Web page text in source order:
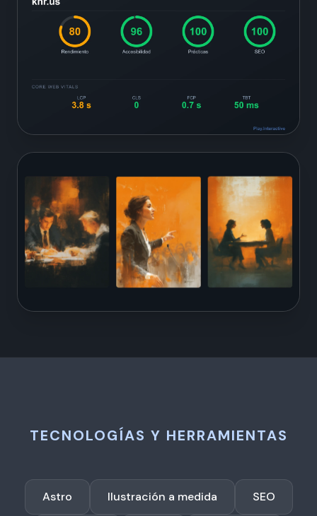
TECNOLOGÍAS Y HERRAMIENTAS
Astro Ilustración a medida SEO